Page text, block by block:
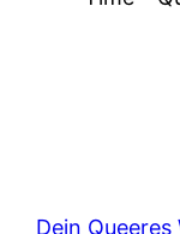
Dein